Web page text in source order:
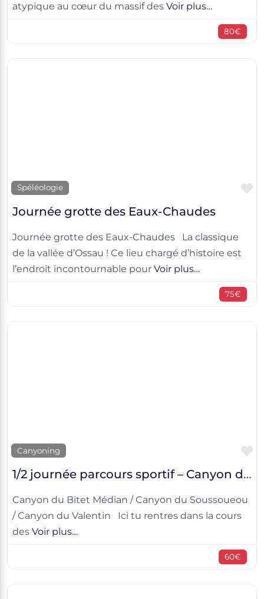
atypique au cœur du massif des Voir plus…
80€
Spéléologie
Journée grotte des Eaux-Chaudes
Journée grotte des Eaux-Chaudes La classique
de la vallée d’Ossau ! Ce lieu chargé d’histoire est
l’endroit incontournable pour Voir plus…
75€
Canyoning
1/2 journée parcours sportif – Canyon du Bitet Médian / Canyon du Soussoueou / Canyon du Valentin
Canyon du Bitet Médian / Canyon du Soussoueou
/ Canyon du Valentin Ici tu rentres dans la cours
des Voir plus…
60€